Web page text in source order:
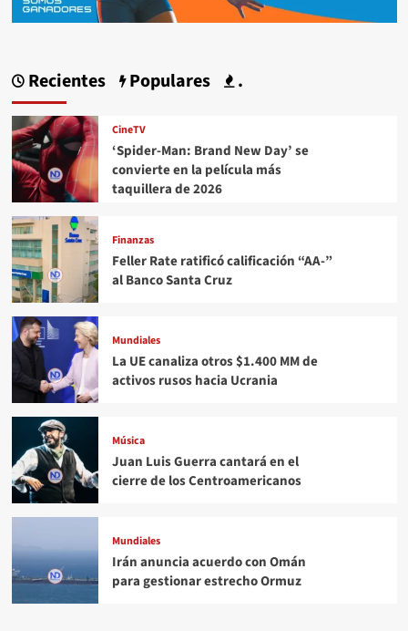
Recientes Populares .
CineTV
‘Spider-Man: Brand New Day’ se
convierte en la película más
taquillera de 2026
Finanzas
Feller Rate ratificó calificación “AA-”
al Banco Santa Cruz
Mundiales
La UE canaliza otros $1.400 MM de
activos rusos hacia Ucrania
Música
Juan Luis Guerra cantará en el
cierre de los Centroamericanos
Mundiales
Irán anuncia acuerdo con Omán
para gestionar estrecho Ormuz